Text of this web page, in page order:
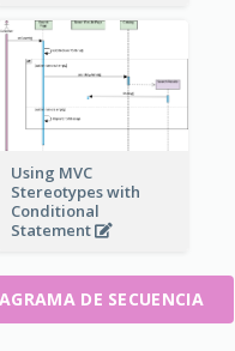
Using MVC
Stereotypes with
Conditional
Statement
DE SECUENCIA